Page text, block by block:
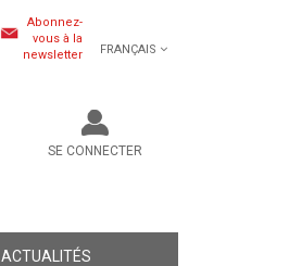
Abonnez-
vous à la
newsletter
FRANÇAIS
SE CONNECTER
ACTUALITÉS